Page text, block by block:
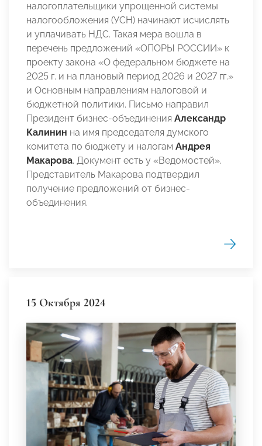
налогоплательщики упрощенной системы
налогообложения (УСН) начинают исчислять
и уплачивать НДС. Такая мера вошла в
перечень предложений «ОПОРЫ РОССИИ» к
проекту закона «О федеральном бюджете на
2025 г. и на плановый период 2026 и 2027 гг.»
и Основным направлениям налоговой и
бюджетной политики. Письмо направил
Президент бизнес-объединения Александр
Калинин на имя председателя думского
комитета по бюджету и налогам Андрея
Макарова. Документ есть у «Ведомостей».
Представитель Макарова подтвердил
получение предложений от бизнес-
объединения.
15 Октября 2024